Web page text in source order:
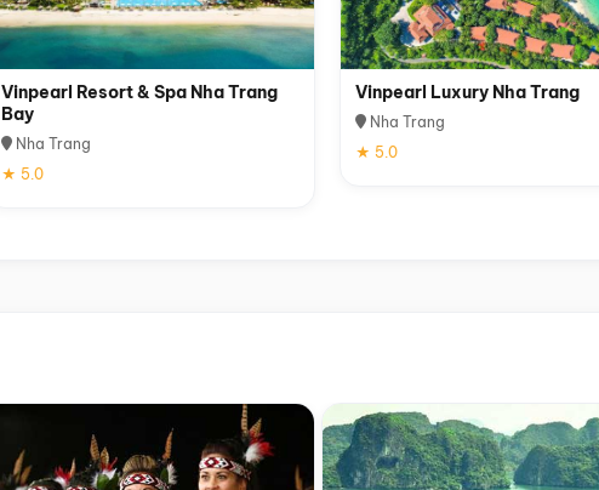
Vinpearl Resort & Spa Nha Trang
Bay
Nha Trang
★ 5.0
Vinpearl Luxury Nha Trang
Nha Trang
★ 5.0